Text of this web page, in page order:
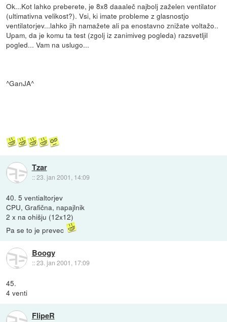
Ok...Kot lahko preberete, je 8x8 daaaleč najbolj zaželen ventilator
(ultimativna velikost?). Vsi, ki imate probleme z glasnostjo
ventilatorjev...lahko jih namažete ali pa enostavno znižate voltažo..
Upam, da je komu ta test (zgolj iz zanimiveg pogleda) razsvetljil
pogled... Vam na uslugo...
^GanJA^
Tzar
::23. jan 2001, 14:09
40. 5 ventialtorjev
CPU, Grafična, napajlnik
2 x na ohišju (12x12)
Pa se to je prevec
Boogy
::23. jan 2001, 17:09
45.
4 venti
FlipeR